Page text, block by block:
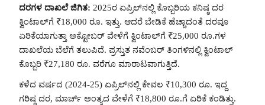
ದರಗಳ ದಾಖಲೆ ಜಿಗಿತ: 2025ರ ಏಪ್ರಿಲ್‌ನಲ್ಲಿ ಕೊಬ್ಬರಿಯ ಕನಿಷ್ಠ ದರ
ಕ್ವಿಂಟಾಲ್‌ಗೆ ₹18,000 ರೂ. ಇತ್ತು. ಆದರೆ ಬೇಡಿಕೆ ಹೆಚ್ಚಾದಂತೆ ದರವೂ
ಏರಿಕೆಯಾಗುತ್ತಾ ಅಕ್ಟೋಬರ್ ವೇಳೆಗೆ ಕ್ವಿಂಟಾಲ್‌ಗೆ ₹25,000 ರೂ.ಗಳ
ದಾಖಲೆಯ ಬೆಲೆಗೆ ತಲುಪಿದೆ. ಪ್ರಸ್ತುತ ನವೆಂಬರ್ ತಿಂಗಳಿನಲ್ಲಿ ಕ್ವಿಂಟಾಲ್‌
ಕೊಬ್ಬರಿ ₹27,180 ರೂ. ವರೆಗೂ ಮಾರಾಟವಾಗುತ್ತಿದೆ.
ಕಳೆದ ವರ್ಷದ (2024-25) ಏಪ್ರಿಲ್‌ನಲ್ಲಿ ಕೇವಲ ₹10,300 ರೂ. ಇದ್ದ
ಗರಿಷ್ಠ ದರ, ಮಾರ್ಚ್ ಅಂತ್ಯದ ವೇಳೆಗೆ ₹18,800 ರೂ.ಗೆ ಏರಿಕೆ ಕಂಡಿತ್ತು.